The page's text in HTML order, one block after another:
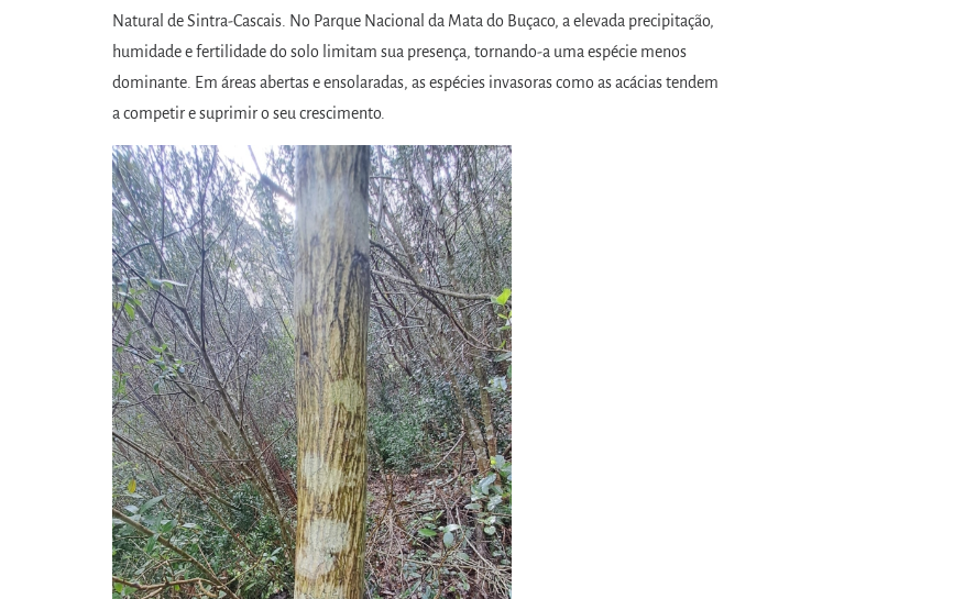
Natural de Sintra-Cascais. No Parque Nacional da Mata do Buçaco, a elevada precipitação,
humidade e fertilidade do solo limitam sua presença, tornando-a uma espécie menos
dominante. Em áreas abertas e ensolaradas, as espécies invasoras como as acácias tendem
a competir e suprimir o seu crescimento.